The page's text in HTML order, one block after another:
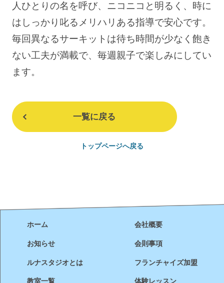
人ひとりの名を呼び、ニコニコと明るく、時に
はしっかり叱るメリハリある指導で安心です。
毎回異なるサーキットは待ち時間が少なく飽き
ない工夫が満載で、毎週親子で楽しみにしてい
ます。
一覧に戻る
トップページへ戻る
ホーム 会社概要
お知らせ 会則事項
ルナスタジオとは フランチャイズ加盟
教室一覧 体験レッスン